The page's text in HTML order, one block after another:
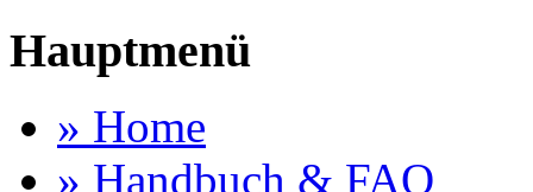
Hauptmenü
» Home
» Handbuch & FAQ